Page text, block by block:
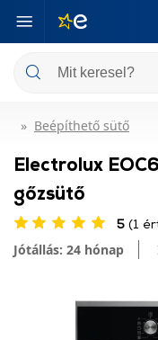
Beépíthető sütő
Electrolux
gőzsütő
5 (1
Jótállás: 24 hónap